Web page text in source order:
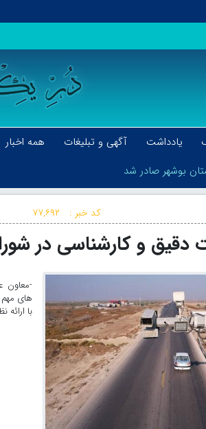
یادداشت آگهی و تبلیغات همه اخبار
بوشهر صادر شد
بوشهر صادر شد
کد خبر : ۷۷,۶۹۲
دقیق و کارشناسی در
-معاون
های
با